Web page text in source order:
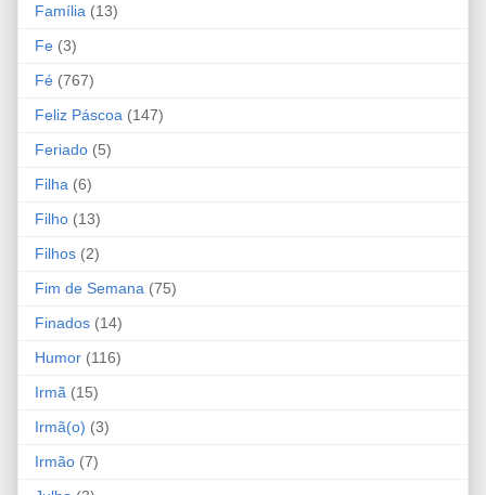
Família (13)
Fe (3)
Fé (767)
Feliz Páscoa (147)
Feriado (5)
Filha (6)
Filho (13)
Filhos (2)
Fim de Semana (75)
Finados (14)
Humor (116)
Irmã (15)
Irmã(o) (3)
Irmão (7)